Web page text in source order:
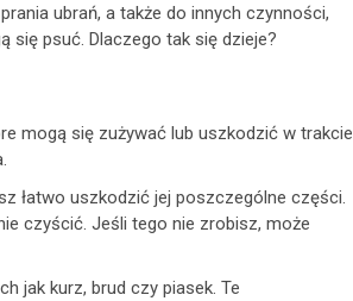
ubrań, a także do innych czynności,
się psuć. Dlaczego tak się dzieje?
mogą się zużywać lub uszkodzić w trakcie
łatwo uszkodzić jej poszczególne części.
czyścić. Jeśli tego nie zrobisz, może
jak kurz, brud czy piasek. Te